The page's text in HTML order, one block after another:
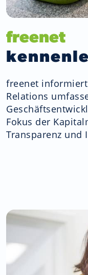
freenet
freenet
Relations
Fokus der
Transparenz und